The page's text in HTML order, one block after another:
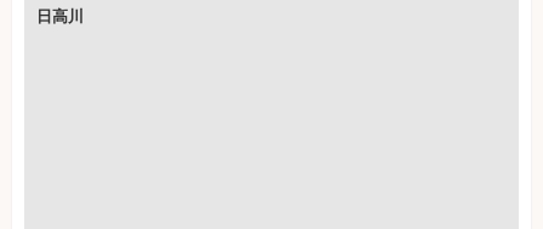
日高川